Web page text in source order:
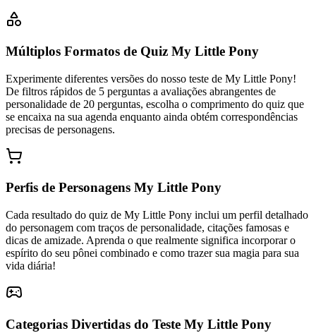
Múltiplos Formatos de Quiz My Little Pony
Experimente diferentes versões do nosso teste de My Little Pony!
De filtros rápidos de 5 perguntas a avaliações abrangentes de
personalidade de 20 perguntas, escolha o comprimento do quiz que
se encaixa na sua agenda enquanto ainda obtém correspondências
precisas de personagens.
Perfis de Personagens My Little Pony
Cada resultado do quiz de My Little Pony inclui um perfil detalhado
do personagem com traços de personalidade, citações famosas e
dicas de amizade. Aprenda o que realmente significa incorporar o
espírito do seu pônei combinado e como trazer sua magia para sua
vida diária!
Categorias Divertidas do Teste My Little Pony